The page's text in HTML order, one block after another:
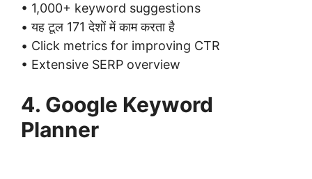
• 1,000+ keyword suggestions
• यह टूल 171 देशों में काम करता है
• Click metrics for improving CTR
• Extensive SERP overview
4. Google Keyword
Planner